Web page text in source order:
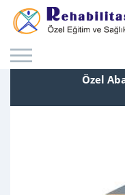
Özel